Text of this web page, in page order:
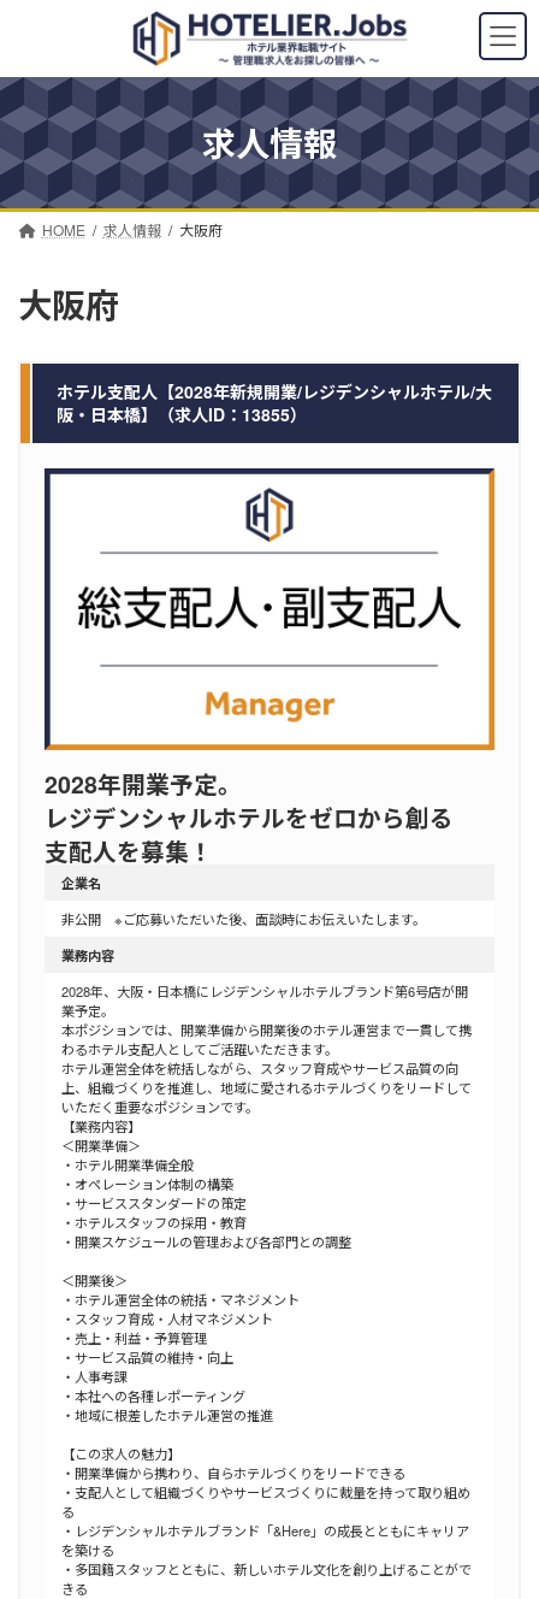
ン
ツ
へ
ス
キ
ッ
ー
シ
ョ
ン
に
移
求人情報
HOME 求人情報 大阪府
大阪府
ホテル支配人【2028年新規開業/レジデンシャルホテル/大
阪・日本橋】（求人ID：13855）
2028年開業予定。
レジデンシャルホテルをゼロから創る
支配人を募集！
企業名
非公開 ※ご応募いただいた後、面談時にお伝えいたします。
業務内容
2028年、大阪・日本橋にレジデンシャルホテルブランド第6号店が開
業予定。
本ポジションでは、開業準備から開業後のホテル運営まで一貫して携
わるホテル支配人としてご活躍いただきます。
ホテル運営全体を統括しながら、スタッフ育成やサービス品質の向
上、組織づくりを推進し、地域に愛されるホテルづくりをリードして
いただく重要なポジションです。
【業務内容】
＜開業準備＞
・ホテル開業準備全般
・オペレーション体制の構築
・サービススタンダードの策定
・ホテルスタッフの採用・教育
・開業スケジュールの管理および各部門との調整
＜開業後＞
・ホテル運営全体の統括・マネジメント
・スタッフ育成・人材マネジメント
・売上・利益・予算管理
・サービス品質の維持・向上
・人事考課
・本社への各種レポーティング
・地域に根差したホテル運営の推進
【この求人の魅力】
・開業準備から携わり、自らホテルづくりをリードできる
・支配人として組織づくりやサービスづくりに裁量を持って取り組め
る
・レジデンシャルホテルブランド「&Here」の成長とともにキャリア
を築ける
・多国籍スタッフとともに、新しいホテル文化を創り上げることがで
きる